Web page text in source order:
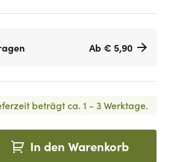
Ab € 5,90
beträgt ca. 1 - 3 Werktage.
In den Warenkorb